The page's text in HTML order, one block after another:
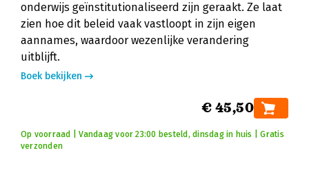
onderwijs geïnstitutionaliseerd zijn geraakt. Ze laat
zien hoe dit beleid vaak vastloopt in zijn eigen
aannames, waardoor wezenlijke verandering
uitblijft.
Boek bekijken
€ 45,50
Op voorraad | Vandaag voor 23:00 besteld, dinsdag in huis | Gratis
verzonden